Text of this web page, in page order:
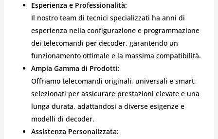
Esperienza e Professionalità:
Il nostro team di tecnici specializzati ha anni di
esperienza nella configurazione e programmazione
dei telecomandi per decoder, garantendo un
funzionamento ottimale e la massima compatibilità.
Ampia Gamma di Prodotti:
Offriamo telecomandi originali, universali e smart,
selezionati per assicurare prestazioni elevate e una
lunga durata, adattandosi a diverse esigenze e
modelli di decoder.
Assistenza Personalizzata: